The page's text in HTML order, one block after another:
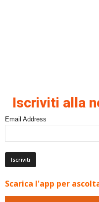
Iscriviti alla
Email Address
Scarica l'app per